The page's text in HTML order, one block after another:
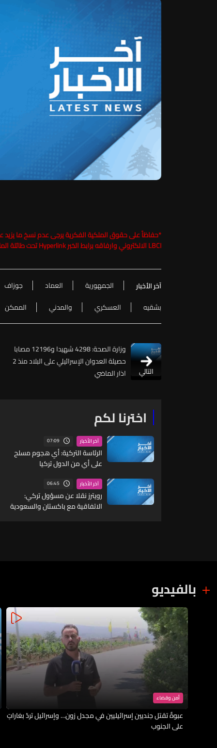
*
LBCI الالكتروني وارفاقه برابط الخبر Hyperlink تحت طائلة الملاحقة القانونية
آخر الأخبار الجمهورية العماد جوزاف
بشقيه
العسكري والمدني الممكن
التالي
وزارة الصحة: 4298 شهيدا و12196 مصابا
حصيلة العدوان الإسرائيلي على البلاد منذ 2
اذار الماضي
اخترنا لكم
آخر الأخبار 07:09
الرئاسة التركية: أي هجوم مسلح
على أي من الدول تركيا
عليها جميعا
آخر الأخبار 06:45
رويترز نقلا عن مسؤول تركي:
الاتفاقية مع باكستان والسعودية
بالفيديو
أمن وقضاء
عبوةٌ تقتل جنديين إسرائيليين في مجدل زون… وإسرائيل تردّ بغاراتٍ
على الجنوب